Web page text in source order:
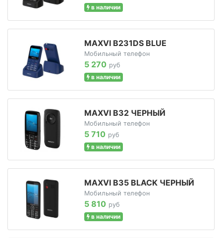
в наличии
MAXVI B231DS BLUE
Мобильный телефон
5 270 руб
в наличии
MAXVI B32 ЧЕРНЫЙ
Мобильный телефон
5 710 руб
в наличии
MAXVI B35 BLACK ЧЕРНЫЙ
Мобильный телефон
5 810 руб
в наличии